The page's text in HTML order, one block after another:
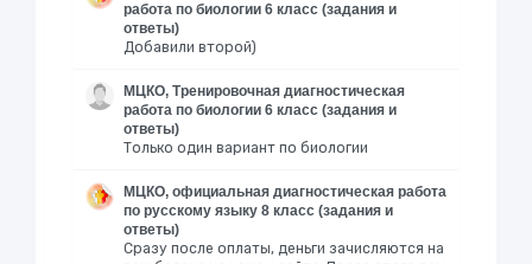
работа по биологии 6 класс (задания и
ответы)
Добавили второй)
МЦКО, Тренировочная диагностическая
работа по биологии 6 класс (задания и
ответы)
Только один вариант по биологии
МЦКО, официальная диагностическая работа
по русскому языку 8 класс (задания и
ответы)
Сразу после оплаты, деньги зачисляются на